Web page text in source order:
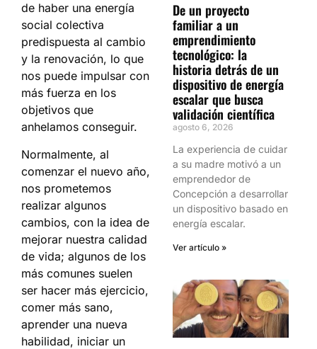
de haber una energía
social colectiva
predispuesta al cambio
y la renovación, lo que
nos puede impulsar con
más fuerza en los
objetivos que
anhelamos conseguir.
Normalmente, al
comenzar el nuevo año,
nos prometemos
realizar algunos
cambios, con la idea de
mejorar nuestra calidad
de vida; algunos de los
más comunes suelen
ser hacer más ejercicio,
comer más sano,
aprender una nueva
habilidad, iniciar un
De un proyecto
familiar a un
emprendimiento
tecnológico: la
historia detrás de un
dispositivo de energía
escalar que busca
validación científica
agosto 6, 2026
La experiencia de cuidar
a su madre motivó a un
emprendedor de
Concepción a desarrollar
un dispositivo basado en
energía escalar.
Ver artículo »